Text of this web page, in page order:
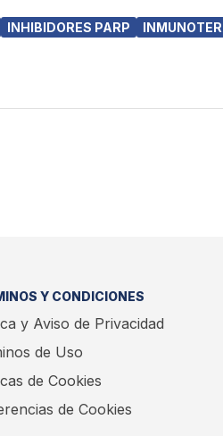
INHIBIDORES PARP
Y CONDICIONES
y Aviso de Privacidad
de Uso
de Cookies
de Cookies